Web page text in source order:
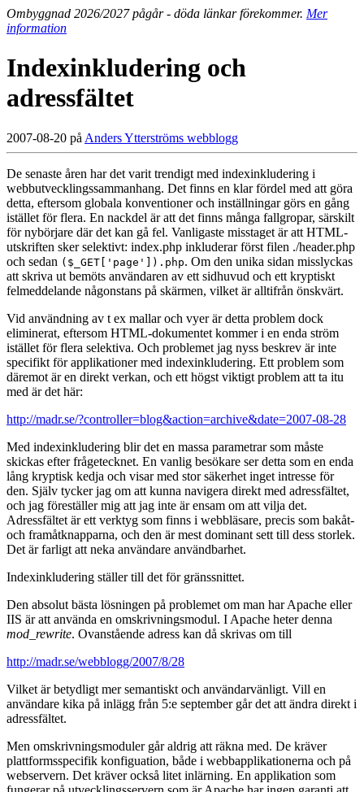
Ombyggnad 2026/2027 pågår - döda länkar förekommer. Mer
information
Indexinkludering och
adressfältet
2007-08-20 på Anders Ytterströms webblogg
De senaste åren har det varit trendigt med indexinkludering i
webbutvecklingssammanhang. Det finns en klar fördel med att göra
detta, eftersom globala konventioner och inställningar görs en gång
istället för flera. En nackdel är att det finns många fallgropar, särskilt
för nybörjare där det kan gå fel. Vanligaste misstaget är att HTML-
utskriften sker selektivt: index.php inkluderar först filen ./header.php
och sedan ($_GET['page']).php. Om den unika sidan misslyckas
att skriva ut bemöts användaren av ett sidhuvud och ett kryptiskt
felmeddelande någonstans på skärmen, vilket är alltifrån önskvärt.
Vid användning av t ex mallar och vyer är detta problem dock
eliminerat, eftersom HTML-dokumentet kommer i en enda ström
istället för flera selektiva. Och problemet jag nyss beskrev är inte
specifikt för applikationer med indexinkludering. Ett problem som
däremot är en direkt verkan, och ett högst viktigt problem att ta itu
med är det här:
http://madr.se/?controller=blog&action=archive&date=2007-08-28
Med indexinkludering blir det en massa parametrar som måste
skickas efter frågetecknet. En vanlig besökare ser detta som en enda
lång kryptisk kedja och visar med stor säkerhet inget intresse för
den. Själv tycker jag om att kunna navigera direkt med adressfältet,
och jag föreställer mig att jag inte är ensam om att vilja det.
Adressfältet är ett verktyg som finns i webbläsare, precis som bakåt-
och framåtknapparna, och den är mest dominant sett till dess storlek.
Det är farligt att neka användare användbarhet.
Indexinkludering ställer till det för gränssnittet.
Den absolut bästa lösningen på problemet om man har Apache eller
IIS är att använda en omskrivningsmodul. I Apache heter denna
mod_rewrite. Ovanstående adress kan då skrivas om till
http://madr.se/webblogg/2007/8/28
Vilket är betydligt mer semantiskt och användarvänligt. Vill en
användare kika på inlägg från 5:e september går det att ändra direkt i
adressfältet.
Men omskrivningsmoduler går aldrig att räkna med. De kräver
plattformsspecifik konfiguation, både i webbapplikationerna och på
webservern. Det kräver också litet inlärning. En applikation som